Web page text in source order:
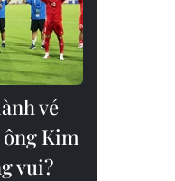
vé
ông Kim
vui?